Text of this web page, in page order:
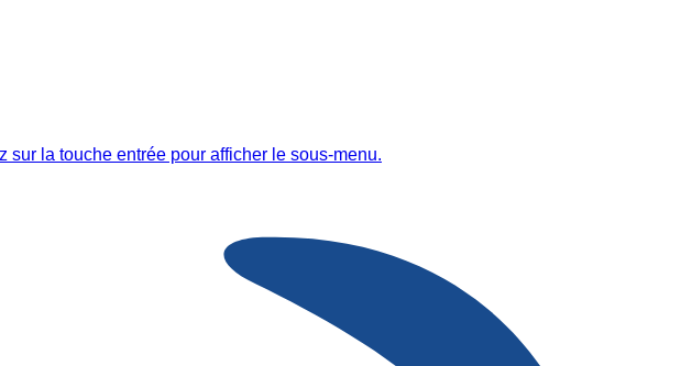
sur la touche entrée pour afficher le sous-menu.